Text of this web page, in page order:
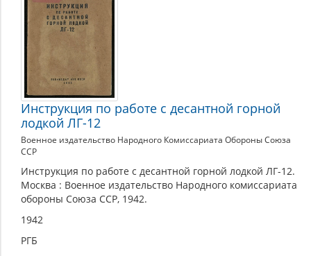
Инструкция по работе с десантной горной
лодкой ЛГ-12
Военное издательство Народного Комиссариата Обороны Союза
ССР
Инструкция по работе с десантной горной лодкой ЛГ-12.
Москва : Военное издательство Народного комиссариата
обороны Союза ССР, 1942.
1942
РГБ